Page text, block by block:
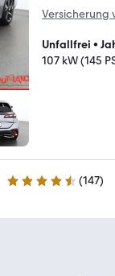
Versicherung
Unfallfrei •
107 kW (145
4.6 Sterne (147)